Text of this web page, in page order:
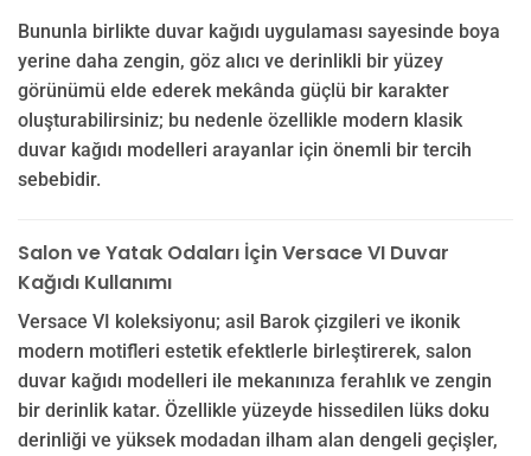
Bununla birlikte duvar kağıdı uygulaması sayesinde boya
yerine daha zengin, göz alıcı ve derinlikli bir yüzey
görünümü elde ederek mekânda güçlü bir karakter
oluşturabilirsiniz; bu nedenle özellikle modern klasik
duvar kağıdı modelleri arayanlar için önemli bir tercih
sebebidir.
Salon ve Yatak Odaları İçin Versace VI Duvar
Kağıdı Kullanımı
Versace VI koleksiyonu; asil Barok çizgileri ve ikonik
modern motifleri estetik efektlerle birleştirerek, salon
duvar kağıdı modelleri ile mekanınıza ferahlık ve zengin
bir derinlik katar. Özellikle yüzeyde hissedilen lüks doku
derinliği ve yüksek modadan ilham alan dengeli geçişler,